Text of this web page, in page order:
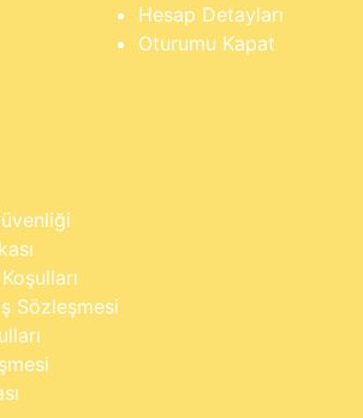
Hesap Detayları
Oturumu Kapat
Sözleşmesi